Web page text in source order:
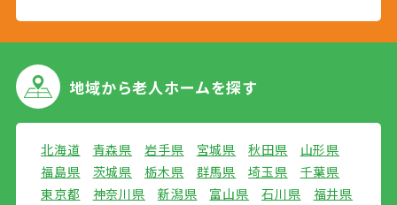
地域から老人ホームを探す
北海道 青森県 岩手県 宮城県 秋田県
山形県
福島県
茨城県 栃木県 群馬県 埼玉県
千葉県
東京都
神奈川県 新潟県 富山県 石川県
福井県